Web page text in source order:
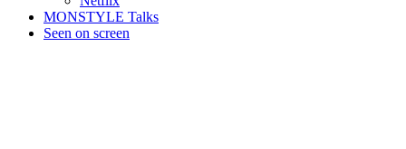
MONSTYLE Talks
Seen on screen